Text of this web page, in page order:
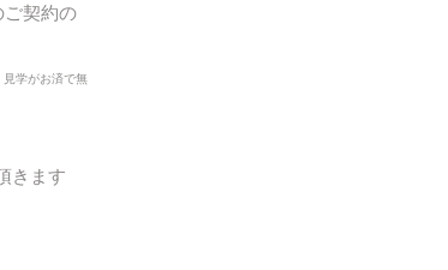
ご契約の
学がお済で無
きます